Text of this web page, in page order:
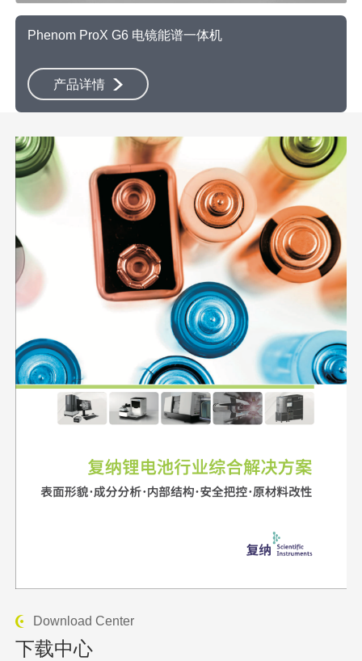
Phenom ProX G6 电镜能谱一体机
产品详情
Download Center
下载中心